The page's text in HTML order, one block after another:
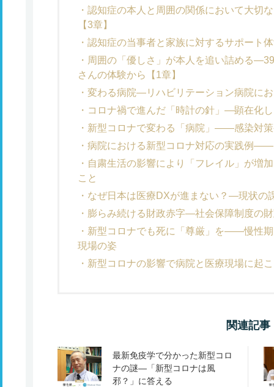
認知症の本人と周囲の関係において大切
【3章】
認知症の当事者と家族に対するサポート
周囲の「優しさ」が本人を追い詰める
さんの体験から【1章】
変わる病院―リハビリテーション病院に
コロナ禍で進んだ「時計の針」―顕在化
新型コロナで変わる「病院」――感染対
病院における新型コロナ対応の実践例
自粛生活の影響により「フレイル」が増
こと
なぜ日本は医療DXが進まない？―現状の
膨らみ続ける財政赤字―社会保障制度の
新型コロナでも死に「尊厳」を――慢性
現場の姿
新型コロナの影響で病院と医療現場に起
関連記事
最新免疫学で分かった新型コロ
ナの謎―「新型コロナは風
邪？」に答える